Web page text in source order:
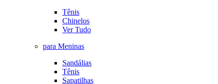
Tênis
Chinelos
Ver Tudo
para Meninas
Sandálias
Tênis
Sapatilhas